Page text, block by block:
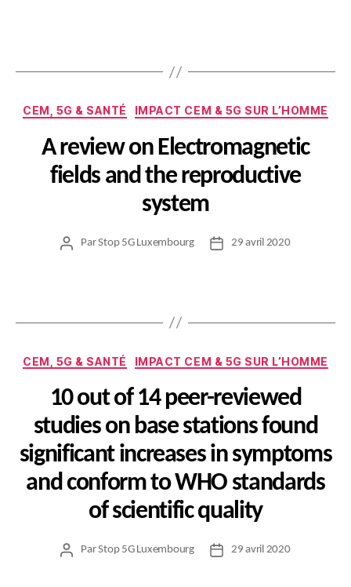
Catégories
CEM, 5G & SANTÉ IMPACT CEM & 5G SUR L’HOMME
A review on Electromagnetic
fields and the reproductive
system
Auteur
ParStop 5G Luxembourg
Date29 avril 2020
Catégories
CEM, 5G & SANTÉ IMPACT CEM & 5G SUR L’HOMME
10 out of 14 peer-reviewed
studies on base stations found
significant increases in symptoms
and conform to WHO standards
of scientific quality
Auteur
ParStop 5G Luxembourg
Date29 avril 2020